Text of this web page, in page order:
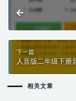
下一篇
人音版二年级下册
相关文章